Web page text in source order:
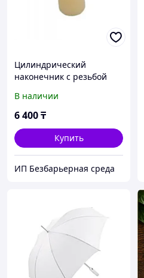
Цилиндрический
наконечник с резьбой
пластика
В наличии
6 400₸
Купить
ИП Безбарьерная среда